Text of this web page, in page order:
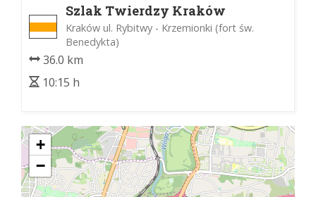
Szlak Twierdzy Kraków
Kraków ul. Rybitwy - Krzemionki (fort św.
Benedykta)
36.0 km
10:15 h
+
−